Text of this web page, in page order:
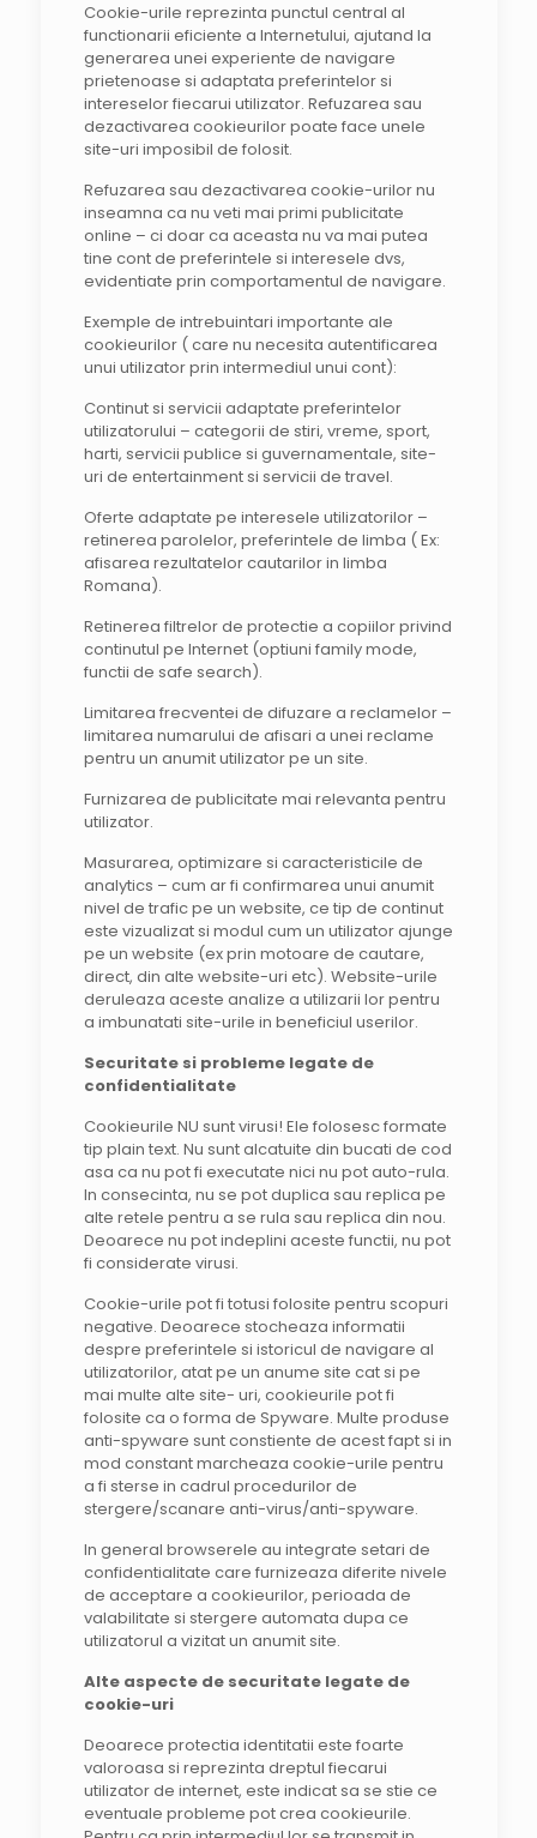
Cookie-urile reprezinta punctul central al
functionarii eficiente a Internetului, ajutand la
generarea unei experiente de navigare
prietenoase si adaptata preferintelor si
intereselor fiecarui utilizator. Refuzarea sau
dezactivarea cookieurilor poate face unele
site-uri imposibil de folosit.
Refuzarea sau dezactivarea cookie-urilor nu
inseamna ca nu veti mai primi publicitate
online – ci doar ca aceasta nu va mai putea
tine cont de preferintele si interesele dvs,
evidentiate prin comportamentul de navigare.
Exemple de intrebuintari importante ale
cookieurilor ( care nu necesita autentificarea
unui utilizator prin intermediul unui cont):
Continut si servicii adaptate preferintelor
utilizatorului – categorii de stiri, vreme, sport,
harti, servicii publice si guvernamentale, site-
uri de entertainment si servicii de travel.
Oferte adaptate pe interesele utilizatorilor –
retinerea parolelor, preferintele de limba ( Ex:
afisarea rezultatelor cautarilor in limba
Romana).
Retinerea filtrelor de protectie a copiilor privind
continutul pe Internet (optiuni family mode,
functii de safe search).
Limitarea frecventei de difuzare a reclamelor –
limitarea numarului de afisari a unei reclame
pentru un anumit utilizator pe un site.
Furnizarea de publicitate mai relevanta pentru
utilizator.
Masurarea, optimizare si caracteristicile de
analytics – cum ar fi confirmarea unui anumit
nivel de trafic pe un website, ce tip de continut
este vizualizat si modul cum un utilizator ajunge
pe un website (ex prin motoare de cautare,
direct, din alte website-uri etc). Website-urile
deruleaza aceste analize a utilizarii lor pentru
a imbunatati site-urile in beneficiul userilor.
Securitate si probleme legate de
confidentialitate
Cookieurile NU sunt virusi! Ele folosesc formate
tip plain text. Nu sunt alcatuite din bucati de cod
asa ca nu pot fi executate nici nu pot auto-rula.
In consecinta, nu se pot duplica sau replica pe
alte retele pentru a se rula sau replica din nou.
Deoarece nu pot indeplini aceste functii, nu pot
fi considerate virusi.
Cookie-urile pot fi totusi folosite pentru scopuri
negative. Deoarece stocheaza informatii
despre preferintele si istoricul de navigare al
utilizatorilor, atat pe un anume site cat si pe
mai multe alte site- uri, cookieurile pot fi
folosite ca o forma de Spyware. Multe produse
anti-spyware sunt constiente de acest fapt si in
mod constant marcheaza cookie-urile pentru
a fi sterse in cadrul procedurilor de
stergere/scanare anti-virus/anti-spyware.
In general browserele au integrate setari de
confidentialitate care furnizeaza diferite nivele
de acceptare a cookieurilor, perioada de
valabilitate si stergere automata dupa ce
utilizatorul a vizitat un anumit site.
Alte aspecte de securitate legate de
cookie-uri
Deoarece protectia identitatii este foarte
valoroasa si reprezinta dreptul fiecarui
utilizator de internet, este indicat sa se stie ce
eventuale probleme pot crea cookieurile.